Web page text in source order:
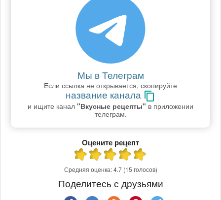
Мы в Телеграм
Если ссылка не открывается, скопируйте
название канала
и ищите канал "Вкусные рецепты" в приложении
телеграм.
Оцените рецепт
Средняя оценка:4.7 (15 голосов)
Поделитесь с друзьями